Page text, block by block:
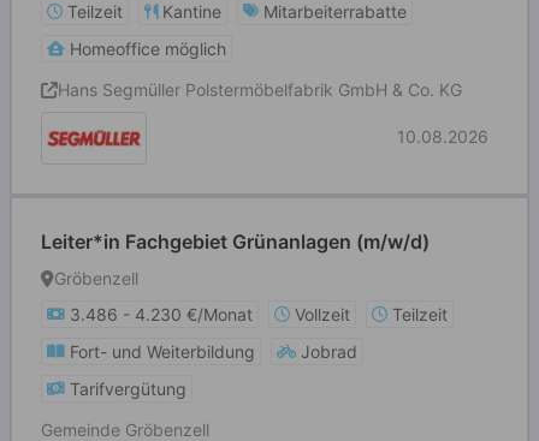
Teilzeit
Kantine
Mitarbeiterrabatte
Homeoffice möglich
Hans Segmüller Polstermöbelfabrik GmbH & Co. KG
10.08.2026
Leiter*in Fachgebiet Grünanlagen (m/w/d)
Gröbenzell
3.486 - 4.230 €/Monat
Vollzeit
Teilzeit
Fort- und Weiterbildung
Jobrad
Tarifvergütung
Gemeinde Gröbenzell